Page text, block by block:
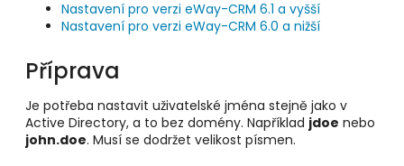
Nastavení pro verzi eWay-CRM 6.1 a vyšší
Nastavení pro verzi eWay-CRM 6.0 a nižší
Příprava
Je potřeba nastavit uživatelské jména stejně jako v
Active Directory, a to bez domény. Například jdoe nebo
john.doe. Musí se dodržet velikost písmen.